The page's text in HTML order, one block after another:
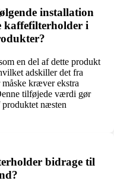
installation
kaffefilterholder i
en del af dette produkt
adskiller det fra
kræver ekstra
tilføjede værdi gør
næsten
bidrage til